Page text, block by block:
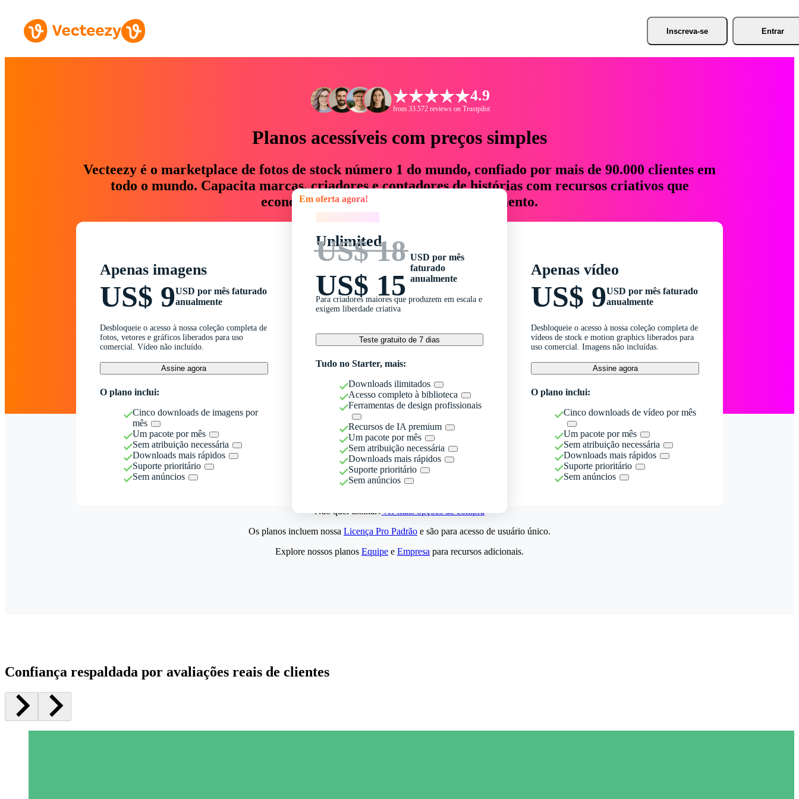
Inscreva-se Entrar
4.9
from 33.572 reviews on Trustpilot
Planos acessíveis com preços simples
Vecteezy é o marketplace de fotos de stock número 1 do mundo, confiado por mais de 90.000 clientes em
todo o mundo. Capacita marcas, criadores e contadores de histórias com recursos criativos que
economizam até 76% em tempo e orçamento.
Apenas imagens
US$ 9USD por mês faturado
anualmente
Desbloqueie o acesso à nossa coleção completa de
fotos, vetores e gráficos liberados para uso
comercial. Vídeo não incluído.
Assine agora
O plano inclui:
Cinco downloads de imagens por
mês
Um pacote por mês
Sem atribuição necessária
Downloads mais rápidos
Suporte prioritário
Sem anúncios
Em oferta agora!
Unlimited
US$ 18
US$ 15
USD por mês
faturado
anualmente
Para criadores maiores que produzem em escala e
exigem liberdade criativa
Teste gratuito de 7 dias
Tudo no Starter, mais:
Downloads ilimitados
Acesso completo à biblioteca
Ferramentas de design profissionais
Recursos de IA premium
Um pacote por mês
Sem atribuição necessária
Downloads mais rápidos
Suporte prioritário
Sem anúncios
Apenas vídeo
US$ 9USD por mês faturado
anualmente
Desbloqueie o acesso à nossa coleção completa de
vídeos de stock e motion graphics liberados para
uso comercial. Imagens não incluídas.
Assine agora
O plano inclui:
Cinco downloads de vídeo por mês
Um pacote por mês
Sem atribuição necessária
Downloads mais rápidos
Suporte prioritário
Sem anúncios
Não quer assinar?Ver mais opções de compra
Os planos incluem nossa Licença Pro Padrão e são para acesso de usuário único.
Explore nossos planos Equipe e Empresa para recursos adicionais.
Confiança respaldada por avaliações reais de clientes